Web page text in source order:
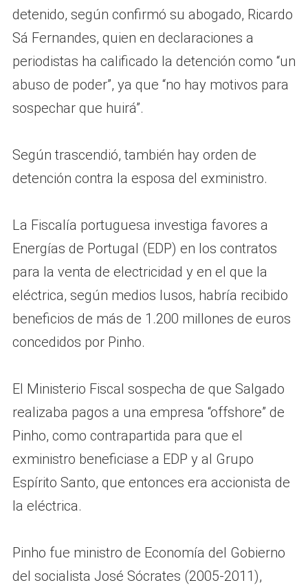
detenido, según confirmó su abogado, Ricardo
Sá Fernandes, quien en declaraciones a
periodistas ha calificado la detención como “un
abuso de poder”, ya que “no hay motivos para
sospechar que huirá”.
Según trascendió, también hay orden de
detención contra la esposa del exministro.
La Fiscalía portuguesa investiga favores a
Energías de Portugal (EDP) en los contratos
para la venta de electricidad y en el que la
eléctrica, según medios lusos, habría recibido
beneficios de más de 1.200 millones de euros
concedidos por Pinho.
El Ministerio Fiscal sospecha de que Salgado
realizaba pagos a una empresa “offshore” de
Pinho, como contrapartida para que el
exministro beneficiase a EDP y al Grupo
Espírito Santo, que entonces era accionista de
la eléctrica.
Pinho fue ministro de Economía del Gobierno
del socialista José Sócrates (2005-2011),